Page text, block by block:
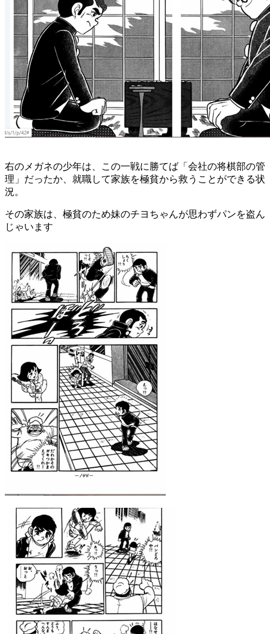
右のメガネの少年は、この一戦に勝てば「会社の将棋部の管
理」だったか、就職して家族を極貧から救うことができる状
況。
その家族は、極貧のため妹のチヨちゃんが思わずパンを盗ん
じゃいます